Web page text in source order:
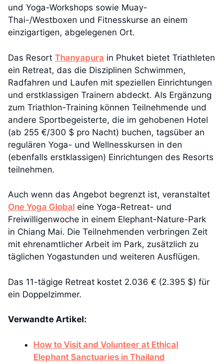
und Yoga-Workshops sowie Muay-
Thai-/Westboxen und Fitnesskurse an einem
einzigartigen, abgelegenen Ort.
Das Resort Thanyapura in Phuket bietet Triathleten
ein Retreat, das die Disziplinen Schwimmen,
Radfahren und Laufen mit speziellen Einrichtungen
und erstklassigen Trainern abdeckt. Als Ergänzung
zum Triathlon-Training können Teilnehmende und
andere Sportbegeisterte, die im gehobenen Hotel
(ab 255 €/300 $ pro Nacht) buchen, tagsüber an
regulären Yoga- und Wellnesskursen in den
(ebenfalls erstklassigen) Einrichtungen des Resorts
teilnehmen.
Auch wenn das Angebot begrenzt ist, veranstaltet
One Yoga Global eine Yoga-Retreat- und
Freiwilligenwoche in einem Elephant-Nature-Park
in Chiang Mai. Die Teilnehmenden verbringen Zeit
mit ehrenamtlicher Arbeit im Park, zusätzlich zu
täglichen Yogastunden und weiteren Ausflügen.
Das 11-tägige Retreat kostet 2.036 € (2.395 $) für
ein Doppelzimmer.
Verwandte Artikel:
How to Visit and Volunteer at Ethical
Elephant Sanctuaries in Thailand